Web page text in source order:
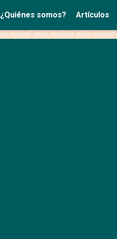
¿Quiénes somos? Artículos